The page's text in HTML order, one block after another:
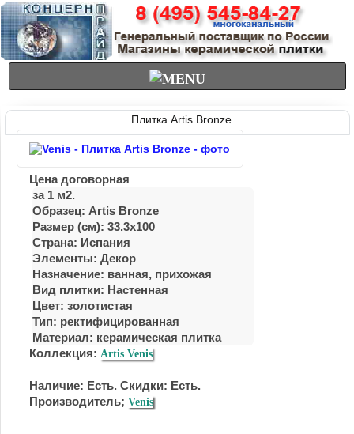
Плитка Artis Bronze
Цена договорная
за 1 м2.
Образец: Artis Bronze
Размер (см): 33.3x100
Страна: Испания
Элементы: Декор
Назначение: ванная, прихожая
Вид плитки: Настенная
Цвет: золотистая
Тип: ректифицированная
Материал: керамическая плитка
Коллекция: Artis Venis
Наличие: Есть. Скидки: Есть.
Производитель; Venis